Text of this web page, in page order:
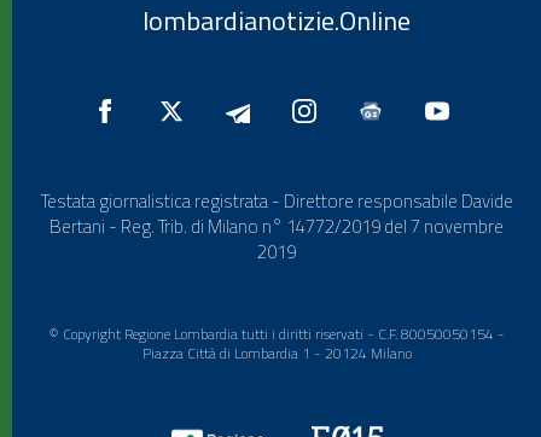
lombardianotizie.Online
Testata giornalistica registrata - Direttore responsabile Davide
Bertani - Reg. Trib. di Milano n° 14772/2019 del 7 novembre
2019
© Copyright Regione Lombardia tutti i diritti riservati - C.F. 80050050154 -
Piazza Città di Lombardia 1 - 20124 Milano